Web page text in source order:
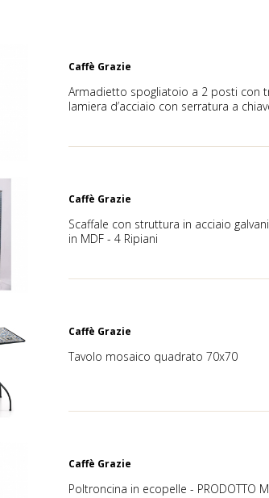
Caffè Grazie
Armadietto spogliatoio a 2 posti con
lamiera d’acciaio con serratura a
Caffè Grazie
Scaffale con struttura in acciaio
in MDF - 4 Ripiani
Caffè Grazie
Tavolo mosaico quadrato 70x70
Caffè Grazie
Poltroncina in ecopelle - PRODOTTO